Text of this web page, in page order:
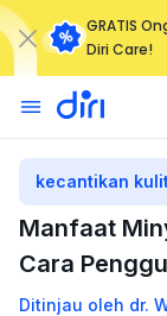
GRATIS
Diri Care!
kecantikan
Manfaat
Cara
Ditinjau oleh dr.